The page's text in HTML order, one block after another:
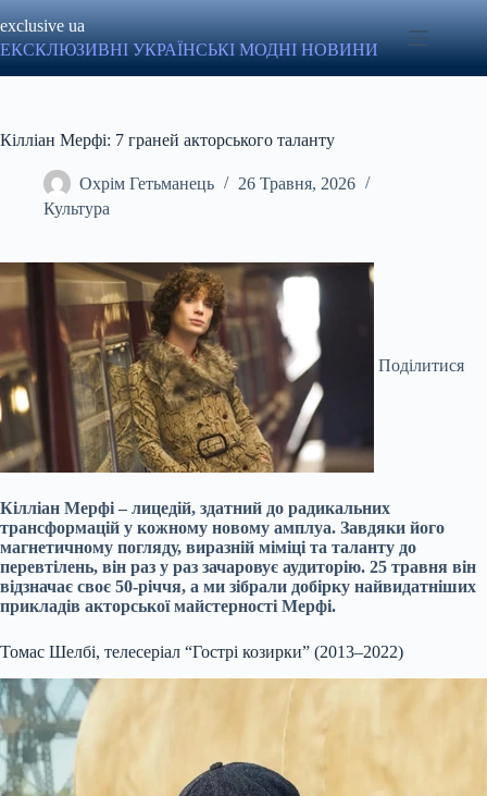
до
вмісту
exclusive ua
ЕКСКЛЮЗИВНІ УКРАЇНСЬКІ МОДНІ НОВИНИ
Кілліан Мерфі: 7 граней акторського таланту
Охрім Гетьманець
26 Травня, 2026
Культура
Поділитися
Кілліан Мерфі – лицедій, здатний до радикальних
трансформацій у кожному новому амплуа. Завдяки його
магнетичному погляду, виразній міміці та таланту до
перевтілень, він раз у раз зачаровує аудиторію. 25 травня він
відзначає своє 50-річчя, а ми зібрали добірку найвидатніших
прикладів акторської майстерності Мерфі.
Томас Шелбі, телесеріал “Гострі козирки” (2013–2022)